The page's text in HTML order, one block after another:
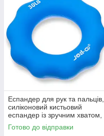
Еспандер для рук та пальців,
силіконовий кистьовий
еспандер із зручним хватом,
JELLO, навантаження 30LB,
13,5 кг
Готово до відправки